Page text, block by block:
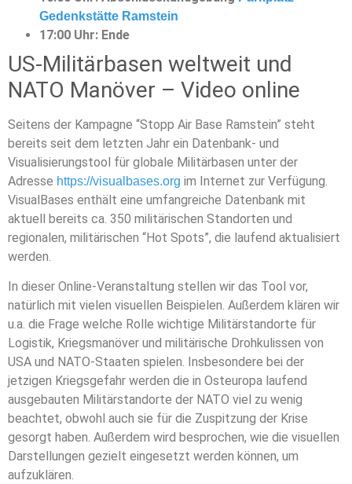
Gedenkstätte Ramstein
17:00 Uhr: Ende
US-Militärbasen weltweit und
NATO Manöver – Video online
Seitens der Kampagne “Stopp Air Base Ramstein” steht
bereits seit dem letzten Jahr ein Datenbank- und
Visualisierungstool für globale Militärbasen unter der
Adresse https://visualbases.org im Internet zur Verfügung.
VisualBases enthält eine umfangreiche Datenbank mit
aktuell bereits ca. 350 militärischen Standorten und
regionalen, militärischen “Hot Spots”, die laufend aktualisiert
werden.
In dieser Online-Veranstaltung stellen wir das Tool vor,
natürlich mit vielen visuellen Beispielen. Außerdem klären wir
u.a. die Frage welche Rolle wichtige Militärstandorte für
Logistik, Kriegsmanöver und militärische Drohkulissen von
USA und NATO-Staaten spielen. Insbesondere bei der
jetzigen Kriegsgefahr werden die in Osteuropa laufend
ausgebauten Militärstandorte der NATO viel zu wenig
beachtet, obwohl auch sie für die Zuspitzung der Krise
gesorgt haben. Außerdem wird besprochen, wie die visuellen
Darstellungen gezielt eingesetzt werden können, um
aufzuklären.